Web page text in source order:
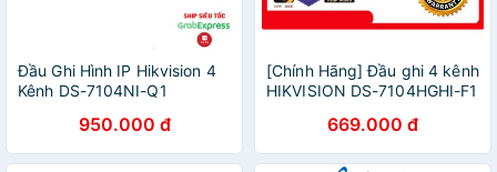
Đầu Ghi Hình IP Hikvision 4
Kênh DS-7104NI-Q1
950.000 đ
[Chính Hãng] Đầu ghi 4 kênh
HIKVISION DS-7104HGHI-F1
669.000 đ